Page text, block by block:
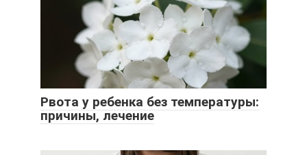
Рвота у ребенка без температуры:
причины, лечение